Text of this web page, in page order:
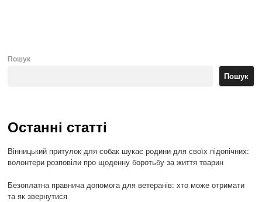
Пошук
Пошук
Останні статті
Вінницький притулок для собак шукає родини для своїх підопічних:
волонтери розповіли про щоденну боротьбу за життя тварин
Безоплатна правнича допомога для ветеранів: хто може отримати
та як звернутися